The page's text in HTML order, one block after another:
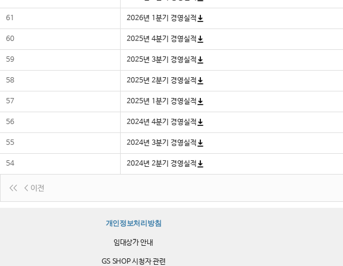
61 2026년 1분기 경영실적
60 2025년 4분기 경영실적
59 2025년 3분기 경영실적
58 2025년 2분기 경영실적
57 2025년 1분기 경영실적
56 2024년 4분기 경영실적
55 2024년 3분기 경영실적
54 2024년 2분기 경영실적
개인정보처리방침
임대상가 안내
GS SHOP 시청자 관련